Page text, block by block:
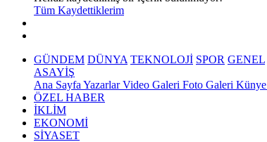
Tüm Kaydettiklerim
GÜNDEM DÜNYA TEKNOLOJİ SPOR GENEL
ASAYİŞ
Ana Sayfa YazarlarVideo Galeri Foto Galeri Künye
ÖZEL HABER
İKLİM
EKONOMİ
SİYASET